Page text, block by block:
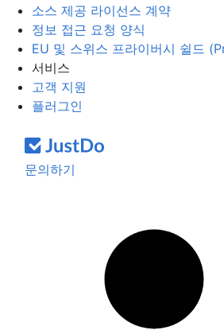
소스 제공 라이선스 계약
정보 접근 요청 양식
EU 및 스위스 프라이버시 쉴드
서비스
고객 지원
플러그인
문의하기